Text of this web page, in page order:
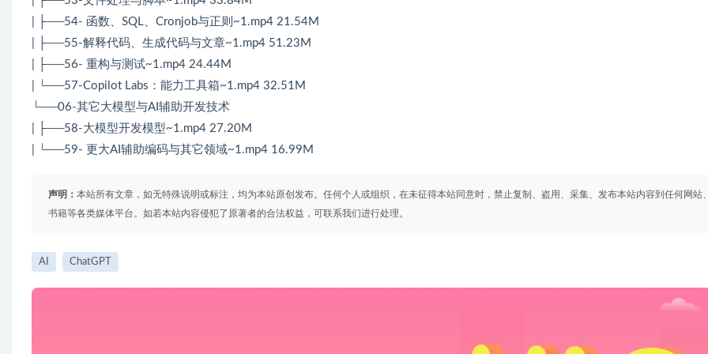
| ├──54- 函数、SQL、Cronjob与正则~1.mp4 21.54M
| ├──55-解释代码、生成代码与文章~1.mp4 51.23M
| ├──56- 重构与测试~1.mp4 24.44M
| └──57-Copilot Labs：能力工具箱~1.mp4 32.51M
└──06-其它大模型与AI辅助开发技术
| ├──58-大模型开发模型~1.mp4 27.20M
| └──59- 更大AI辅助编码与其它领域~1.mp4 16.99M
声明： 本站所有文章，如无特殊说明或标注，均为本站原创发布。任何个人或组织，在未征得本站同意时，禁止复制、盗用、采集、发布本站内容到任何网站
书籍等各类媒体平台。如若本站内容侵犯了原著者的合法权益，可联系我们进行处理。
AI ChatGPT